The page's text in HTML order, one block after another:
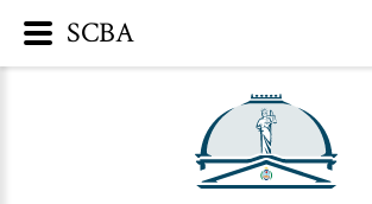
SCBA